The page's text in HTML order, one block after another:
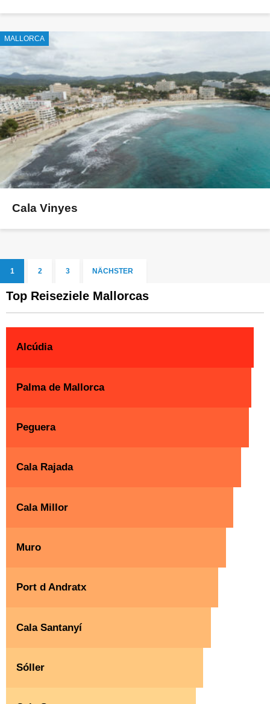
MALLORCA
Cala Vinyes
1 2 3 NÄCHSTER
Top Reiseziele Mallorcas
Alcúdia
Palma de Mallorca
Peguera
Cala Rajada
Cala Millor
Muro
Port d Andratx
Cala Santanyí
Sóller